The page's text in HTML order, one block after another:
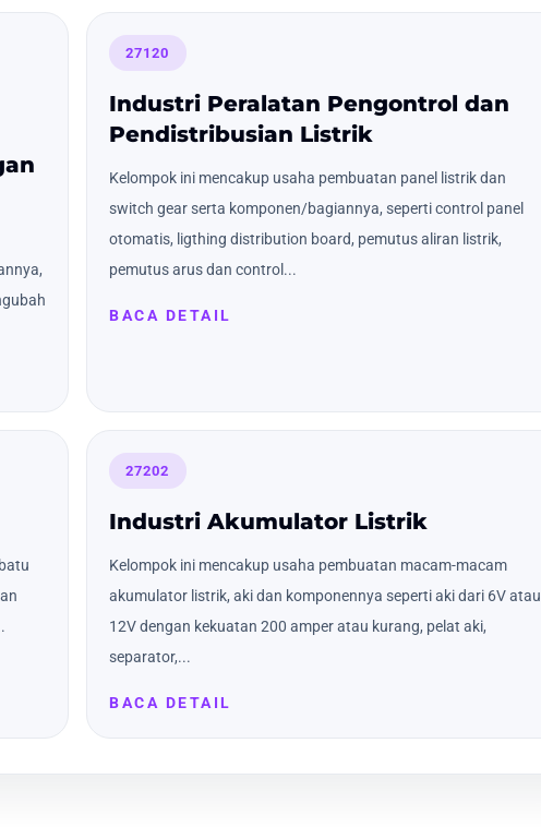
27120
Industri Peralatan Pengontrol dan
Pendistribusian Listrik
Kelompok ini mencakup usaha pembuatan panel listrik dan
switch gear serta komponen/bagiannya, seperti control panel
otomatis, ligthing distribution board, pemutus aliran listrik,
pemutus arus dan control...
BACA DETAIL
27202
Industri Akumulator Listrik
Kelompok ini mencakup usaha pembuatan macam-macam
akumulator listrik, aki dan komponennya seperti aki dari 6V atau
12V dengan kekuatan 200 amper atau kurang, pelat aki,
separator,...
BACA DETAIL